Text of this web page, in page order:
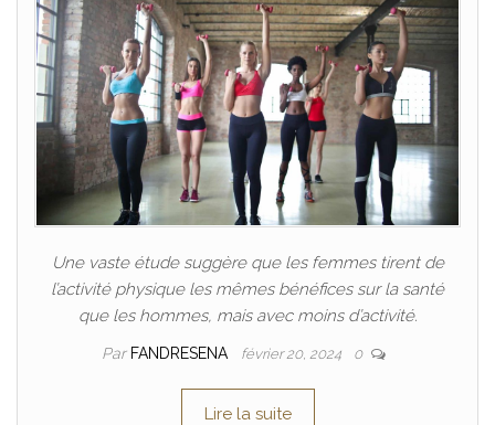
Une vaste étude suggère que les femmes tirent de
l’activité physique les mêmes bénéfices sur la santé
que les hommes, mais avec moins d’activité.
Par FANDRESENA février 20, 2024 0
Lire la suite